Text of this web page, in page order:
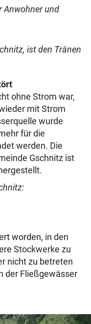
Anwohner und
ist den Tränen
ohne Strom war,
mit Strom
wurde
für die
werden. Die
Gschnitz ist
worden, in den
Stockwerke zu
nicht zu betreten
der Fließgewässer